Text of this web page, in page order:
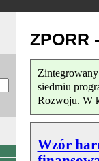
ZPORR
siedmiu
Rozwoju. W
Wzór